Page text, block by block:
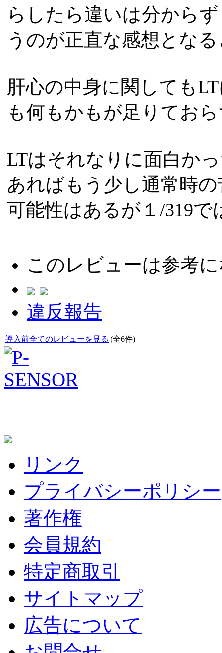
らしたら違いは分から
うのが正直な感想とな
肝心の中身に関しても
も何もかもが足りてお
LTはそれなりに面白か
あればもう少し通常時
可能性はあるが１/319で
このレビューは参考
違反報告
導入前全てのレビューを見る (全6件)
リンク
プライバシーポリシー
著作権
会員規約
特定商取引
サイトマップ
広告について